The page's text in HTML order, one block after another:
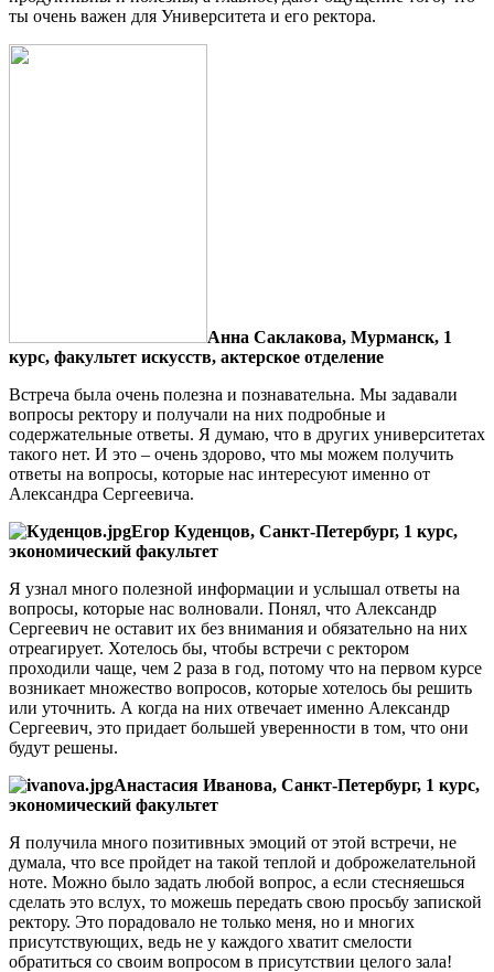
ты очень важен для Университета и его ректора.
Анна Саклакова, Мурманск, 1
курс, факультет искусств, актерское отделение
Встреча была очень полезна и познавательна. Мы задавали
вопросы ректору и получали на них подробные и
содержательные ответы. Я думаю, что в других университетах
такого нет. И это – очень здорово, что мы можем получить
ответы на вопросы, которые нас интересуют именно от
Александра Сергеевича.
Егор Куденцов, Санкт-Петербург, 1 курс,
экономический факультет
Я узнал много полезной информации и услышал ответы на
вопросы, которые нас волновали. Понял, что Александр
Сергеевич не оставит их без внимания и обязательно на них
отреагирует. Хотелось бы, чтобы встречи с ректором
проходили чаще, чем 2 раза в год, потому что на первом курсе
возникает множество вопросов, которые хотелось бы решить
или уточнить. А когда на них отвечает именно Александр
Сергеевич, это придает большей уверенности в том, что они
будут решены.
Анастасия Иванова, Санкт-Петербург, 1 курс,
экономический факультет
Я получила много позитивных эмоций от этой встречи, не
думала, что все пройдет на такой теплой и доброжелательной
ноте. Можно было задать любой вопрос, а если стесняешься
сделать это вслух, то можешь передать свою просьбу запиской
ректору. Это порадовало не только меня, но и многих
присутствующих, ведь не у каждого хватит смелости
обратиться со своим вопросом в присутствии целого зала!